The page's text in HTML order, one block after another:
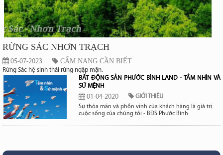
RỪNG SÁC NHƠN TRẠCH
05-07-2023 CẨM NANG CẦN BIẾT
Rừng Sác hệ sinh thái rừng ngập mặn.
BẤT ĐỘNG SẢN PHƯỚC BÌNH LAND - TẦM NHÌN VÀ
SỨ MỆNH
01-04-2020 GIỚI THIỆU
Sự thỏa mãn và phồn vinh của khách hàng là giá trị
cuộc sống của chúng tôi - BĐS Phước Bình